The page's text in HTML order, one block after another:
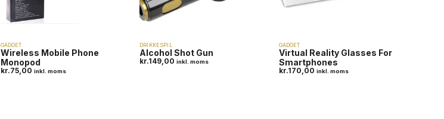
GADGET
Wireless Mobile Phone
Monopod
kr.75,00 inkl. moms
DRIKKESPIL
Alcohol Shot Gun
kr.149,00 inkl. moms
GADGET
Virtual Reality Glasses For
Smartphones
kr.170,00 inkl. moms